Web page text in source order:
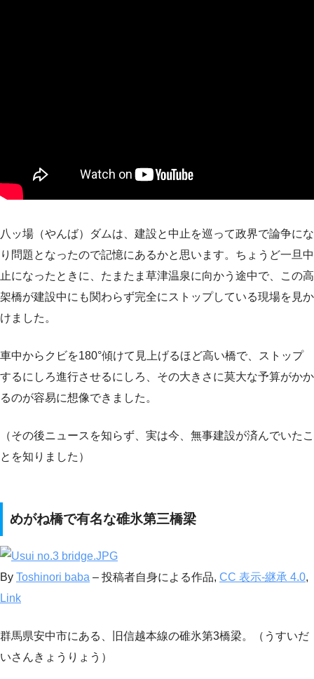
八ッ場（やんば）ダムは、建設と中止を巡って政界で論争にな
り問題となったので記憶にあるかと思います。ちょうど一旦中
止になったときに、たまたま草津温泉に向かう途中で、この高
架橋が建設中にも関わらず完全にストップしている現場を見か
けました。
車中からクビを180°傾けて見上げるほど高い橋で、ストップ
するにしろ進行させるにしろ、その大きさに莫大な予算がかか
るのが容易に想像できました。
（その後ニュースを知らず、実は今、無事建設が済んでいたこ
とを知りました）
めがね橋で有名な碓氷第三橋梁
By Toshinori baba – 投稿者自身による作品, CC 表示-継承 4.0,
Link
群馬県安中市にある、旧信越本線の碓氷第3橋梁。（うすいだ
いさんきょうりょう）